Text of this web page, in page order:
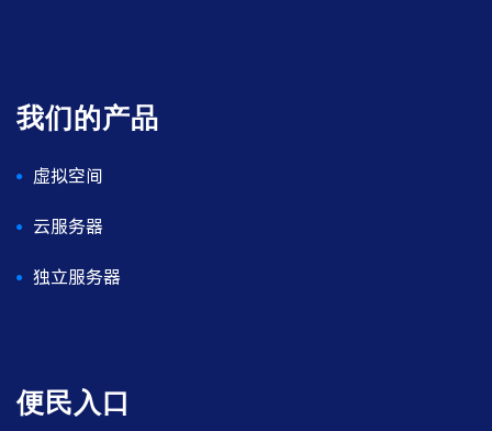
我们的产品
虚拟空间
云服务器
独立服务器
便民入口